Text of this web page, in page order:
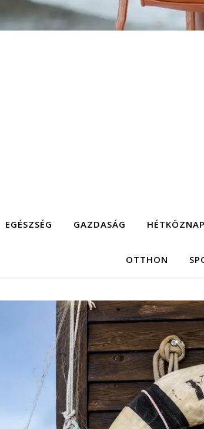
EGÉSZSÉG GAZDASÁG
OTTHON